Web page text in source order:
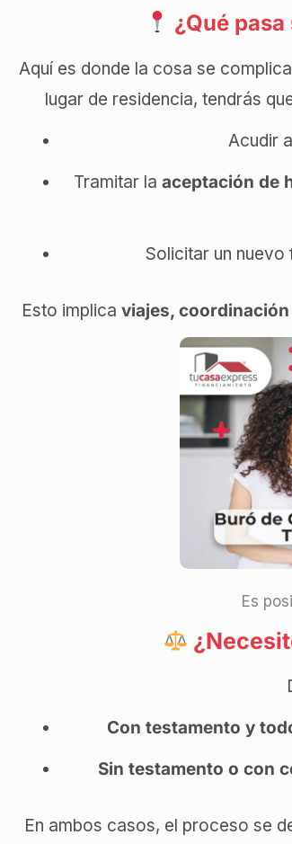
¿Qué
Aquí es donde la cosa se
lugar de residencia, tendrás
Acudir
Tramitar la aceptación de
Solicitar un
Esto implica viajes,
Es
Con testamento y
Sin testamento o con
En ambos casos, el proceso se